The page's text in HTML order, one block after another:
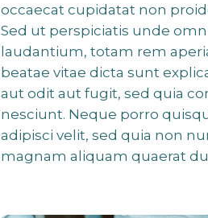
occaecat cupidatat non
Sed ut perspiciatis unde
laudantium, totam rem
beatae vitae dicta sunt
aut odit aut fugit, sed quia
nesciunt. Neque porro
adipisci velit, sed quia non
magnam aliquam quaerat